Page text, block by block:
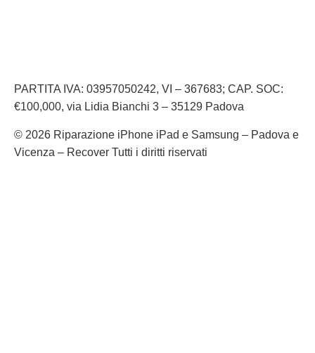
PARTITA IVA: 03957050242, VI – 367683; CAP. SOC:
€100,000, via Lidia Bianchi 3 – 35129 Padova
© 2026 Riparazione iPhone iPad e Samsung – Padova e
Vicenza – Recover Tutti i diritti riservati